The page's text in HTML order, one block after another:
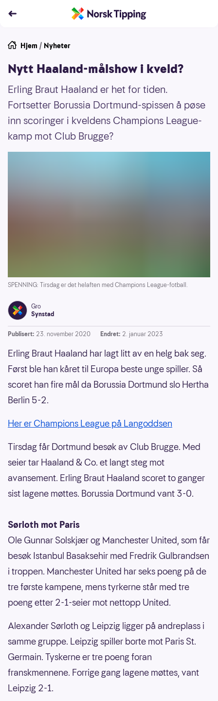
Hjem / Nyheter
Nytt Haaland-målshow i kveld?
Erling Braut Haaland er het for tiden.
Fortsetter Borussia Dortmund-spissen å pøse
inn scoringer i kveldens Champions League-
kamp mot Club Brugge?
SPENNING: Tirsdag er det helaften med Champions League-fotball.
Gro
Synstad
Publisert: 23. november 2020 Endret: 2. januar 2023
Erling Braut Haaland har lagt litt av en helg bak seg.
Først ble han kåret til Europa beste unge spiller. Så
scoret han fire mål da Borussia Dortmund slo Hertha
Berlin 5-2.
Her er Champions League på Langoddsen
Tirsdag får Dortmund besøk av Club Brugge. Med
seier tar Haaland & Co. et langt steg mot
avansement. Erling Braut Haaland scoret to ganger
sist lagene møttes. Borussia Dortmund vant 3-0.
Sørloth mot Paris
Ole Gunnar Solskjær og Manchester United, som får
besøk Istanbul Basaksehir med Fredrik Gulbrandsen
i troppen. Manchester United har seks poeng på de
tre første kampene, mens tyrkerne står med tre
poeng etter 2-1-seier mot nettopp United.
Alexander Sørloth og Leipzig ligger på andreplass i
samme gruppe. Leipzig spiller borte mot Paris St.
Germain. Tyskerne er tre poeng foran
franskmennene. Forrige gang lagene møttes, vant
Leipzig 2-1.